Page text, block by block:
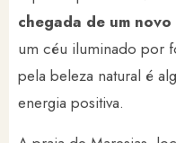
chegada de um
um céu iluminado por
pela beleza natural é
energia positiva.